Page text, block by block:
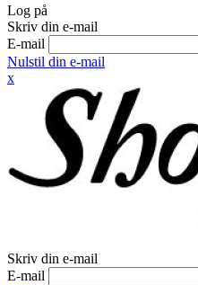
Log på
Skriv din e-mail
E-mail
Nulstil din e-mail
x
Skriv din e-mail
E-mail